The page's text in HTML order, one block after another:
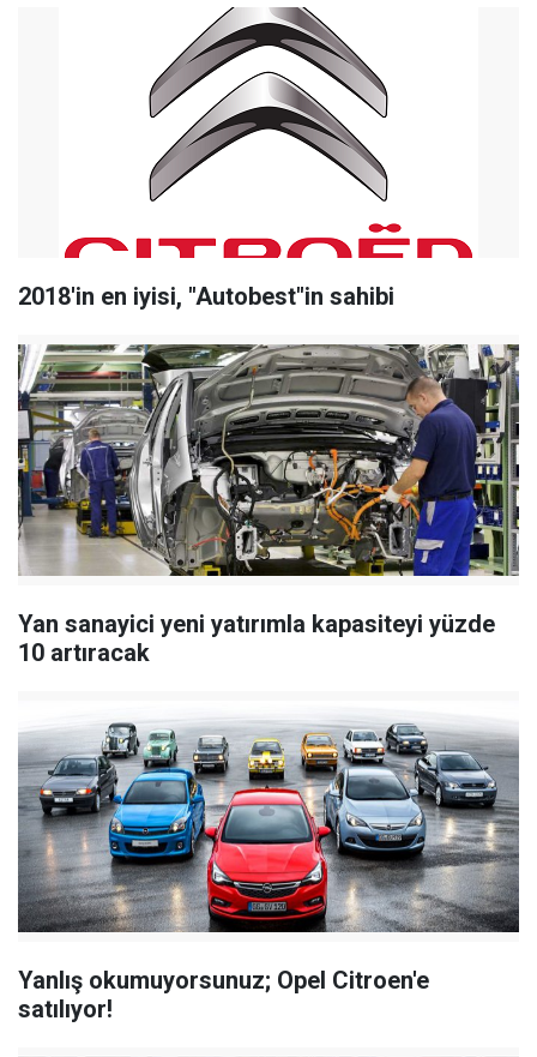
2018'in en iyisi, "Autobest"in sahibi
Yan sanayici yeni yatırımla kapasiteyi yüzde
10 artıracak
Yanlış okumuyorsunuz; Opel Citroen'e
satılıyor!